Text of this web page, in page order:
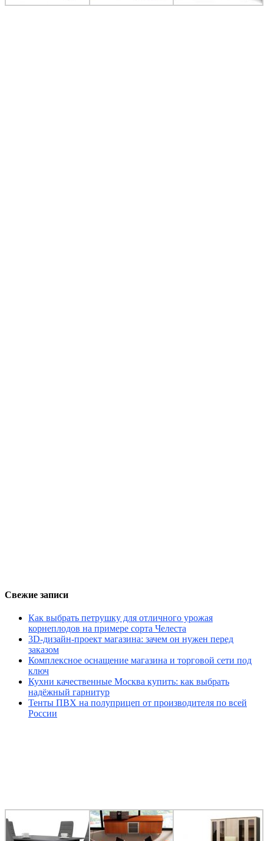
Свежие записи
Как выбрать петрушку для отличного урожая
корнеплодов на примере сорта Челеста
3D-дизайн-проект магазина: зачем он нужен перед
заказом
Комплексное оснащение магазина и торговой сети под
ключ
Кухни качественные Москва купить: как выбрать
надёжный гарнитур
Тенты ПВХ на полуприцеп от производителя по всей
России